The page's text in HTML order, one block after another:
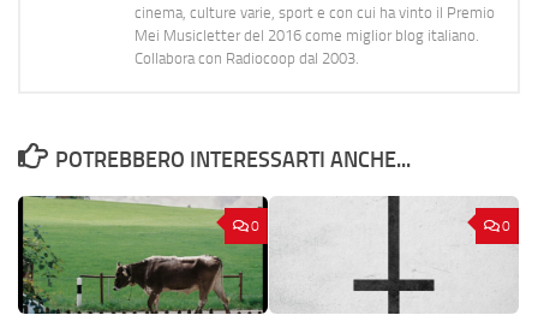
cinema, culture varie, sport e con cui ha vinto il Premio
Mei Musicletter del 2016 come miglior blog italiano.
Collabora con Radiocoop dal 2003.
POTREBBERO INTERESSARTI ANCHE...
0 0